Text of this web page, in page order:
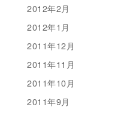
2012年2月
2012年1月
2011年12月
2011年11月
2011年10月
2011年9月